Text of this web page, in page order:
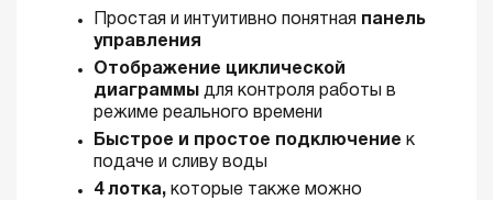
Простая и интуитивно понятная
панель
управления
Отображение циклической
диаграммы для контроля работы в
режиме реального времени
Быстрое и простое подключение к
подаче и сливу воды
4 лотка, которые также можно